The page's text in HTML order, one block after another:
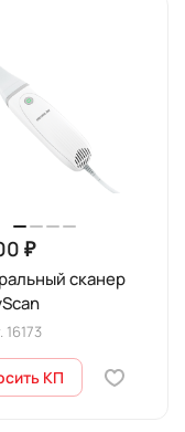
₽
сканер
16173
КП